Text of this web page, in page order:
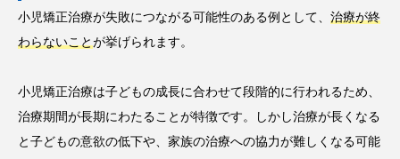
小児矯正治療が失敗につながる可能性のある例として、 治療が終
わらないことが挙げられます。
小児矯正治療は子どもの成長に合わせて段階的に行われるため、
治療期間が長期にわたることが特徴です。しかし治療が長くなる
と子どもの意欲の低下や、家族の治療への協力が難しくなる可能